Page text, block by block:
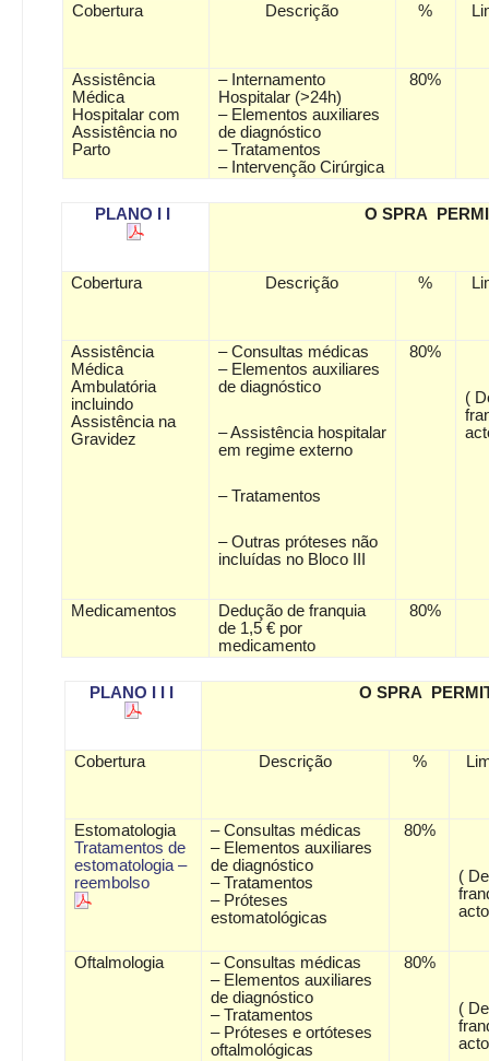
Cobertura Descrição %
Assistência
Médica
Hospitalar com
Assistência no
Parto
– Internamento
Hospitalar (>24h)
– Elementos auxiliares
de diagnóstico
– Tratamentos
– Intervenção Cirúrgica
80%
PLANO I I O SPRA
Cobertura Descrição %
Assistência
Médica
Ambulatória
incluindo
Assistência na
Gravidez
– Consultas médicas
– Elementos auxiliares
de diagnóstico
– Assistência hospitalar
em regime externo
– Tratamentos
– Outras próteses não
incluídas no Bloco III
80%
(
Medicamentos
Dedução de franquia
de 1,5 € por
medicamento
80%
PLANO I I I O SPRA
Cobertura Descrição %
Estomatologia
Tratamentos de
estomatologia –
reembolso
– Consultas médicas
– Elementos auxiliares
de diagnóstico
– Tratamentos
– Próteses
estomatológicas
80%
(
Oftalmologia
– Consultas médicas
– Elementos auxiliares
de diagnóstico
– Tratamentos
– Próteses e ortóteses
oftalmológicas
80%
(